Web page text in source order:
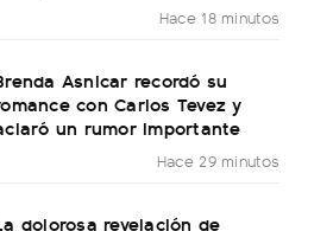
Hace 18 minutos
Asnicar recordó su
con Carlos Tevez y
un rumor importante
Hace 29 minutos
dolorosa revelación de